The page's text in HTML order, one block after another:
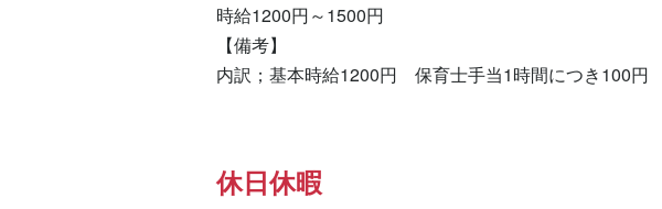
時給1200円～1500円
【備考】
内訳；基本時給1200円　保育士手当1時間につき100円
休日休暇